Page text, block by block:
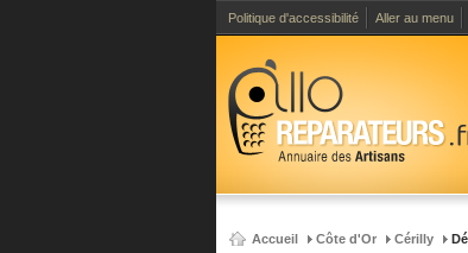
Politique d'accessibilité Aller au menu
Accueil Côte d'Or Cérilly